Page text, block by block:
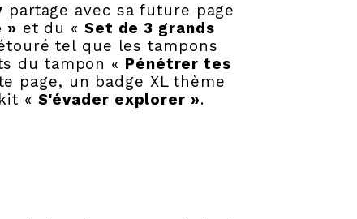
partage avec sa future page
» et du « Set de 3 grands
tel que les tampons
du tampon « Pénétrer tes
page, un badge XL thème
« S'évader explorer ».